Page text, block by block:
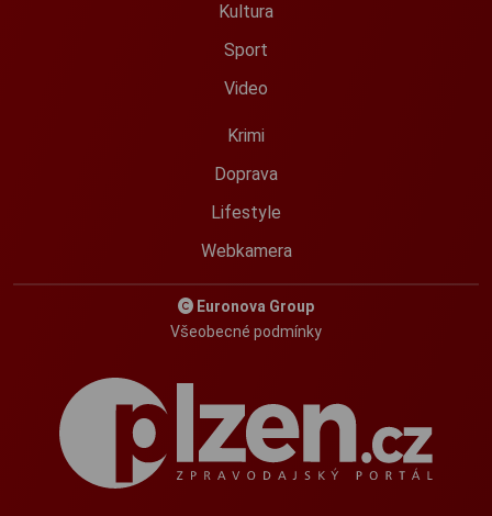
Kultura
Sport
Video
Krimi
Doprava
Lifestyle
Webkamera
Euronova Group
Všeobecné podmínky